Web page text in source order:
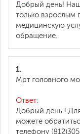
Добрый день!
только взрослым
медицинскую
обращение.
1.
Мрт головного
Ответ:
Добрый день !
можете
телефону